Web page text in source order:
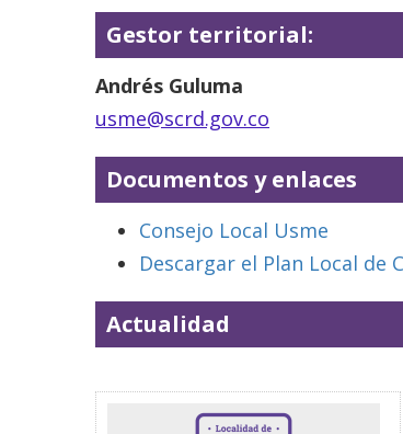
Gestor territorial:
Andrés Guluma
usme@scrd.gov.co
Documentos y enlaces
Consejo Local Usme
Descargar el Plan Local de
Actualidad